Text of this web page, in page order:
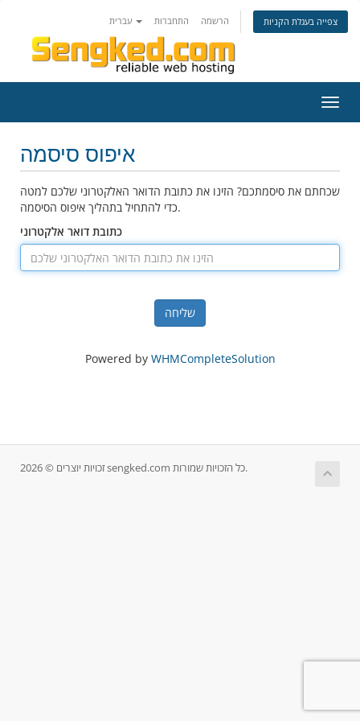
התחברות הרשמה צפייה בעגלת הקניות
ניווט
איפוס סיסמה
שכחתם את סיסמתכם? הזינו את כתובת הדואר האלקטרוני שלכם למטה
כדי להתחיל בתהליך איפוס הסיסמה.
כתובת דואר אלקטרוני
שליחה
Powered by WHMCompleteSolution
זכויות יוצרים © 2026 sengked.com כל הזכויות שמורות.